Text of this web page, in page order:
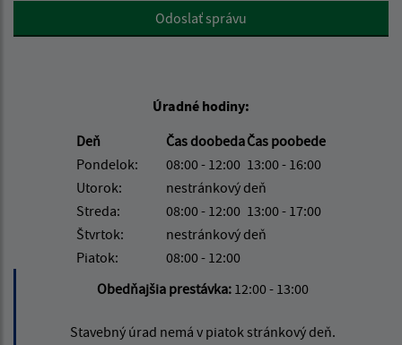
Google reCaptcha ResponseOdoslať správu
Úradné hodiny:
Deň
Čas doobedaČas poobede
Pondelok:
08:00 - 12:00 13:00 - 16:00
Utorok:
nestránkový deň
Streda:
08:00 - 12:00 13:00 - 17:00
Štvrtok:
nestránkový deň
Piatok:
08:00 - 12:00
Obedňajšia prestávka: 12:00 - 13:00
Stavebný úrad nemá v piatok stránkový deň.